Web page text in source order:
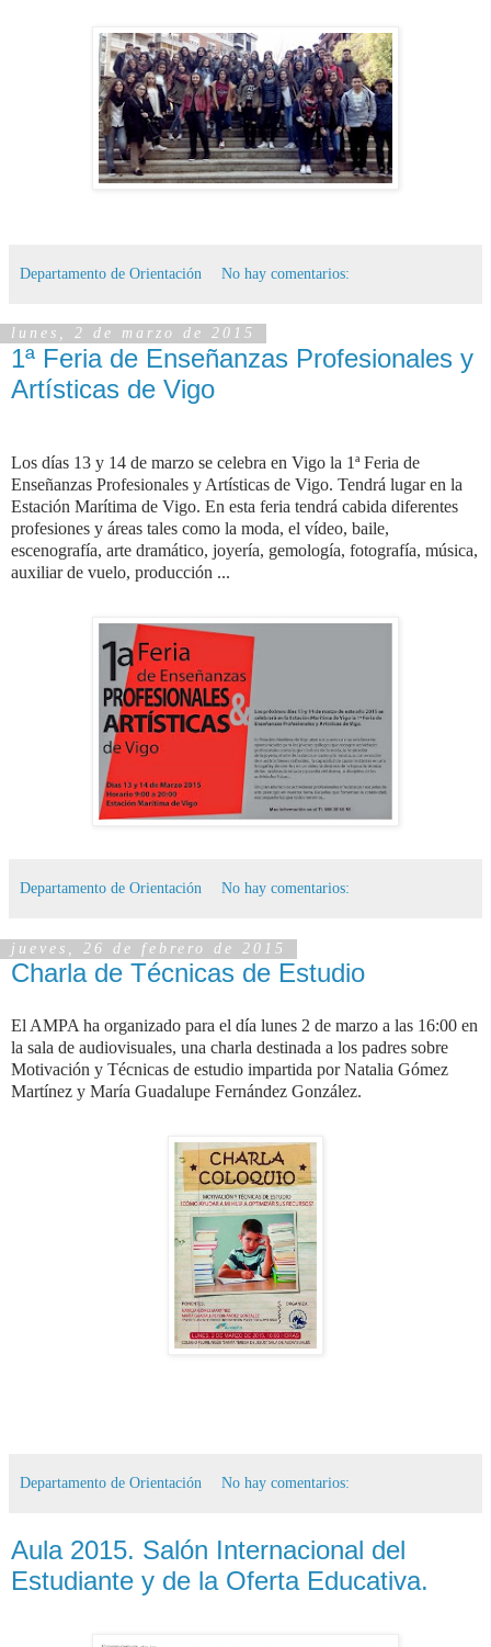
Departamento de Orientación No hay comentarios:
lunes, 2 de marzo de 2015
1ª Feria de Enseñanzas Profesionales y
Artísticas de Vigo
Los días 13 y 14 de marzo se celebra en Vigo la 1ª Feria de
Enseñanzas Profesionales y Artísticas de Vigo. Tendrá lugar en la
Estación Marítima de Vigo. En esta feria tendrá cabida diferentes
profesiones y áreas tales como la moda, el vídeo, baile,
escenografía, arte dramático, joyería, gemología, fotografía, música,
auxiliar de vuelo, producción ...
Departamento de Orientación No hay comentarios:
jueves, 26 de febrero de 2015
Charla de Técnicas de Estudio
El AMPA ha organizado para el día lunes 2 de marzo a las 16:00 en
la sala de audiovisuales, una charla destinada a los padres sobre
Motivación y Técnicas de estudio impartida por Natalia Gómez
Martínez y María Guadalupe Fernández González.
Departamento de Orientación No hay comentarios:
Aula 2015. Salón Internacional del
Estudiante y de la Oferta Educativa.